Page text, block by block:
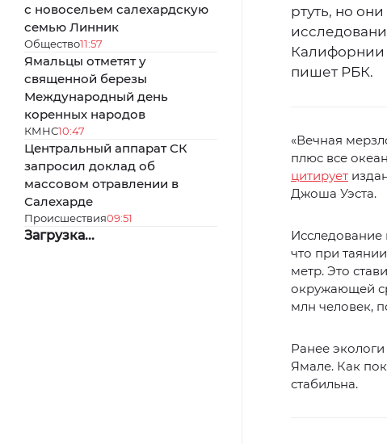
с новосельем салехардскую
семью Линник
Общество11:57
Ямальцы отметят у
священной березы
Международный день
коренных народов
КМНС10:47
Центральный аппарат СК
запросил доклад об
массовом отравлении в
Салехарде
Происшествия09:51
Загрузка...
ртуть, но
Калифорнии
пишет РБК.
«Вечная
плюс все
цитирует
Джоша Уэста.
что при
метр. Это
окружающей
млн человек,
Ранее экологи
Ямале. Как
стабильна.